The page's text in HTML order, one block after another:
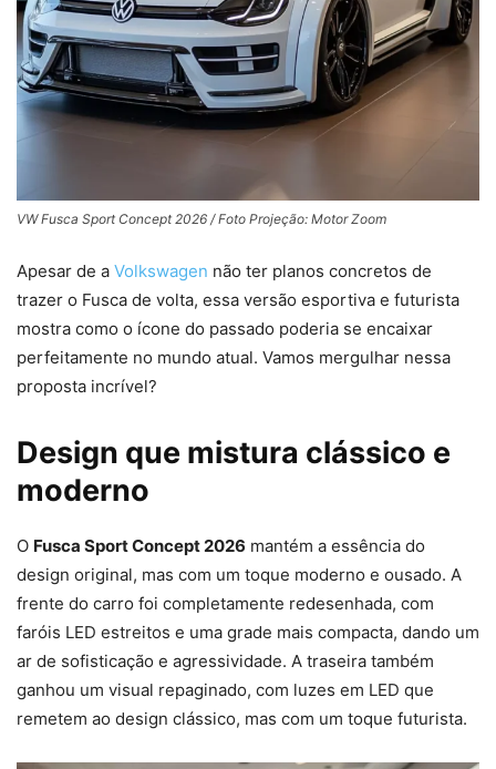
VW Fusca Sport Concept 2026 / Foto Projeção: Motor Zoom
Apesar de a Volkswagen não ter planos concretos de
trazer o Fusca de volta, essa versão esportiva e futurista
mostra como o ícone do passado poderia se encaixar
perfeitamente no mundo atual. Vamos mergulhar nessa
proposta incrível?
Design que mistura clássico e
moderno
O Fusca Sport Concept 2026 mantém a essência do
design original, mas com um toque moderno e ousado. A
frente do carro foi completamente redesenhada, com
faróis LED estreitos e uma grade mais compacta, dando um
ar de sofisticação e agressividade. A traseira também
ganhou um visual repaginado, com luzes em LED que
remetem ao design clássico, mas com um toque futurista.